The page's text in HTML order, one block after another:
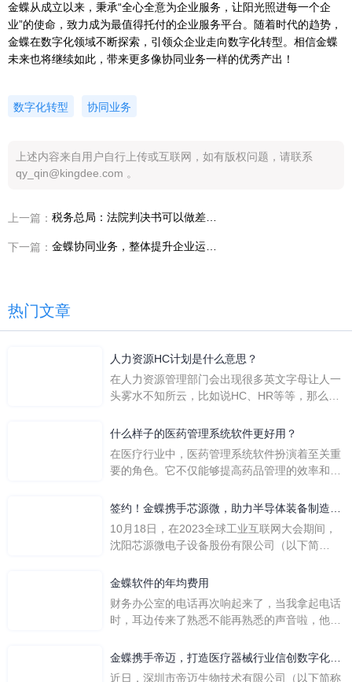
金蝶从成立以来，秉承“全心全意为企业服务，让阳光照进每一个企
业”的使命，致力成为最值得托付的企业服务平台。随着时代的趋势，
金蝶在数字化领域不断探索，引领众企业走向数字化转型。相信金蝶
未来也将继续如此，带来更多像协同业务一样的优秀产出！
数字化转型 协同业务
上述内容来自用户自行上传或互联网，如有版权问题，请联系
qy_qin@kingdee.com 。
上一篇：
下一篇：
热门文章
人力资源HC计划是什么意思？
在人力资源管理部门会出现很多英文字母让人一
头雾水不知所云，比如说HC、HR等等，那么它
么呢？
什么样子的医药管理系统软件更好用？
在医疗行业中，医药管理系统软件扮演着至关重
要的角色。它不仅能够提高药品管理的效率和准
一个好用的医药管理系统软件应具备以下特点。
地进行操作。 复杂的
签约！金蝶携手芯源微，助力半导体装备制造领
先企业迈向世界
10月18日，在2023全球工业互联网大会期间，
沈阳芯源微电子设备股份有限公司（以下简
下简称“金蝶”）在辽宁沈阳签署战略合作协议。
营管控平台，从而实现公司产研一体化、业财一
体化，提升公司整体业务水平。
金蝶软件的年均费用
财务办公室的电话再次响起来了，当我拿起电话
时，耳边传来了熟悉不能再熟悉的声音啦，他就
软件过程中遇到任何问题，我都可以获得金蝶服
金蝶携手帝迈，打造医疗器械行业信创数字化标
杆
近日，深圳市帝迈生物技术有限公司（以下简称